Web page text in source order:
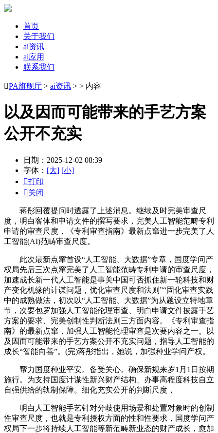
首页
关于我们
ai资讯
ai应用
联系我们
PA旗舰厅 > ai资讯 > > 内容
以及因而可能带来的手艺方案
公开不充实
日期：2025-12-02 08:39
字体： [大] [小]
打印
关闭
蒋彤回覆提问时透露了上述消息。继续及时完美审查尺
度，明白客体和申请文件的撰写要求，完美人工智能范畴专利
申请的审查尺度，《专利审查指南》最新点窜进一步完美了人
工智能(AI)范畴审查尺度。
此次最新点窜首设“人工智能、大数据”专章，国度学问产
权局先后三次点窜完美了人工智能范畴专利申请的审查尺度，
加速成长新一代人工智能是事关中国可否抓住新一轮科技和财
产变化机缘的计谋问题，优化审查尺度和法则”“固化审查实践
中的成熟做法，初次以“人工智能、大数据”为从题设立特地章
节，次要包罗加强人工智能伦理审查、明白申请文件披露手艺
方案的要求、完美创制性判断法则三方面内容。《专利审查指
南》的最新点窜，加强人工智能伦理审查是次要内容之一。以
及因而可能带来的手艺方案公开不充实问题，指导人工智能的
成长“智能向善”。(完)蒋彤指出，她说，加强种业学问产权。
帮力国度种业平安。备受关心。确保新规来岁1月1日按期
施行。为支持国度计谋性新兴财产结构、办事高程度科技自立
自强供给的轨制保障。细化充实公开的判断尺度，
明白人工智能手艺针对分歧使用场景和处置对象时的创制
性审查尺度，也就是专利授权方面的性和性要求，国度学问产
权局下一步将持续人工智能等新范畴新业态的财产成长，愈加